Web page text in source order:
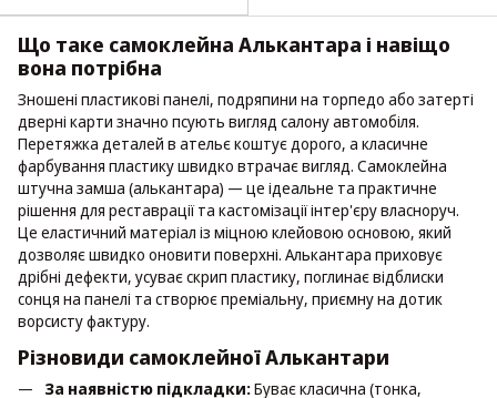
Що таке самоклейна Алькантара і навіщо
вона потрібна
Зношені пластикові панелі, подряпини на торпедо або затерті
дверні карти значно псують вигляд салону автомобіля.
Перетяжка деталей в ательє коштує дорого, а класичне
фарбування пластику швидко втрачає вигляд. Самоклейна
штучна замша (алькантара) — це ідеальне та практичне
рішення для реставрації та кастомізації інтер'єру власноруч.
Це еластичний матеріал із міцною клейовою основою, який
дозволяє швидко оновити поверхні. Алькантара приховує
дрібні дефекти, усуває скрип пластику, поглинає відблиски
сонця на панелі та створює преміальну, приємну на дотик
ворсисту фактуру.
Різновиди самоклейної Алькантари
За наявністю підкладки:Буває класична (тонка,